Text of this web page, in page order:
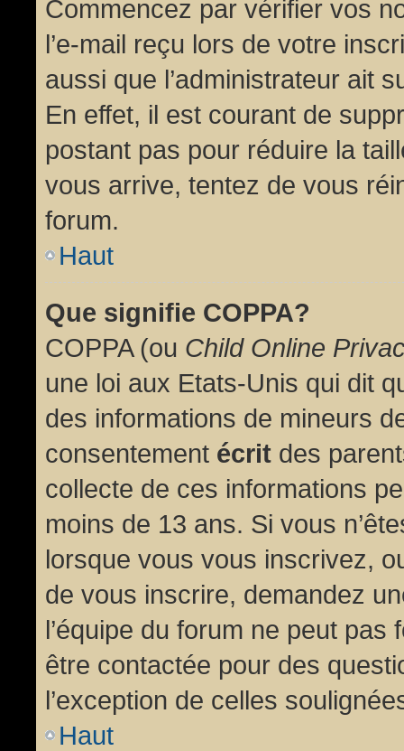
Commencez par vérifier vos
l’e-mail reçu lors de votre
aussi que l’administrateur ait
En effet, il est courant de
postant pas pour réduire la
vous arrive, tentez de vous
forum.
Haut
Que signifie COPPA?
COPPA (ou Child Online
une loi aux Etats-Unis qui dit
des informations de mineurs
consentement écrit des
collecte de ces informations
moins de 13 ans. Si vous
lorsque vous vous inscrivez,
de vous inscrire, demandez
l’équipe du forum ne peut
être contactée pour des
l’exception de celles
Haut